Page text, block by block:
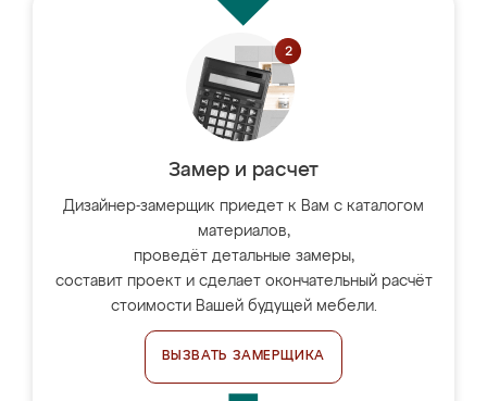
Замер и расчет
Дизайнер-замерщик приедет к Вам с каталогом
материалов,
проведёт детальные замеры,
составит проект и сделает окончательный расчёт
стоимости Вашей будущей мебели.
ВЫЗВАТЬ ЗАМЕРЩИКА